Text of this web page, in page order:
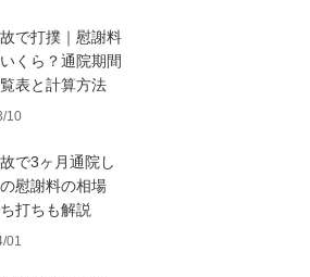
で打撲｜慰謝料
くら？通院期間
表と計算方法
10
で3ヶ月通院し
慰謝料の相場
打ちも解説
01